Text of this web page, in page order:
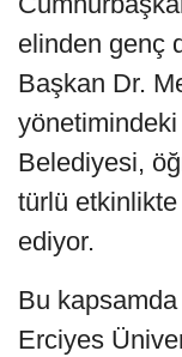
elinden genç
Başkan Dr.
yönetimindeki
Belediyesi,
türlü
ediyor.
Bu
Erciyes